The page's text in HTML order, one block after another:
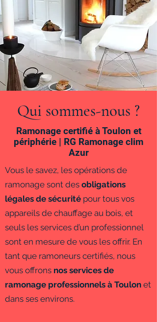
Qui sommes-nous ?
Ramonage certifié à Toulon et
périphérie | RG Ramonage clim
Azur
Vous le savez, les opérations de
ramonage sont des obligations
légales de sécurité pour tous vos
appareils de chauffage au bois, et
seuls les services d’un professionnel
sont en mesure de vous les offrir. En
tant que ramoneurs certifiés, nous
vous offrons nos services de
ramonage professionnels à Toulon et
dans ses environs.